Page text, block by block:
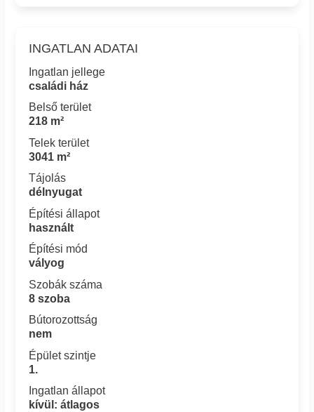
INGATLAN ADATAI
Ingatlan jellege
családi ház
Belső terület
218 m²
Telek terület
3041 m²
Tájolás
délnyugat
Építési állapot
használt
Építési mód
vályog
Szobák száma
8 szoba
Bútorozottság
nem
Épület szintje
1.
Ingatlan állapot
kívül: átlagos